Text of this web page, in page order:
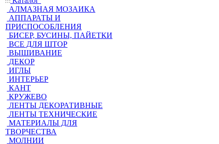
АЛМАЗНАЯ МОЗАИКА
АППАРАТЫ И
ПРИСПОСОБЛЕНИЯ
БИСЕР, БУСИНЫ, ПАЙЕТКИ
ВСЕ ДЛЯ ШТОР
ВЫШИВАНИЕ
ДЕКОР
ИГЛЫ
ИНТЕРЬЕР
КАНТ
КРУЖЕВО
ЛЕНТЫ ДЕКОРАТИВНЫЕ
ЛЕНТЫ ТЕХНИЧЕСКИЕ
МАТЕРИАЛЫ ДЛЯ
ТВОРЧЕСТВА
МОЛНИИ